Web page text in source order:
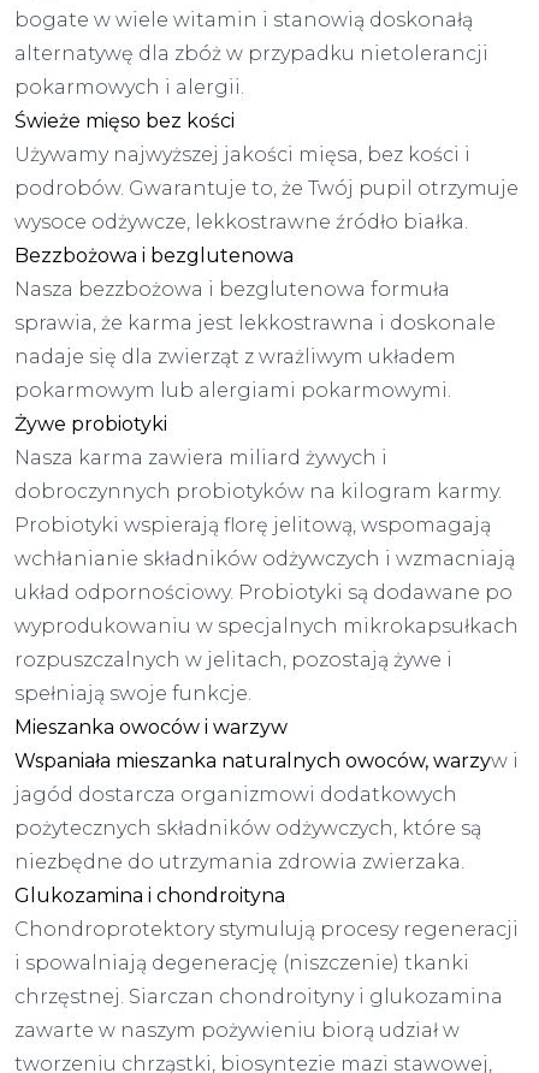
bogate w wiele witamin i stanowią doskonałą
alternatywę dla zbóż w przypadku nietolerancji
pokarmowych i alergii.
Świeże mięso bez kości
Używamy najwyższej jakości mięsa, bez kości i
podrobów. Gwarantuje to, że Twój pupil otrzymuje
wysoce odżywcze, lekkostrawne źródło białka.
Bezzbożowa i bezglutenowa
Nasza bezzbożowa i bezglutenowa formuła
sprawia, że karma jest lekkostrawna i doskonale
nadaje się dla zwierząt z wrażliwym układem
pokarmowym lub alergiami pokarmowymi.
Żywe probiotyki
Nasza karma zawiera miliard żywych i
dobroczynnych probiotyków na kilogram karmy.
Probiotyki wspierają florę jelitową, wspomagają
wchłanianie składników odżywczych i wzmacniają
układ odpornościowy. Probiotyki są dodawane po
wyprodukowaniu w specjalnych mikrokapsułkach
rozpuszczalnych w jelitach, pozostają żywe i
spełniają swoje funkcje.
Mieszanka owoców i warzyw
Wspaniała mieszanka naturalnych owoców, warzyw i
jagód dostarcza organizmowi dodatkowych
pożytecznych składników odżywczych, które są
niezbędne do utrzymania zdrowia zwierzaka.
Glukozamina i chondroityna
Chondroprotektory stymulują procesy regeneracji
i spowalniają degenerację (niszczenie) tkanki
chrzęstnej. Siarczan chondroityny i glukozamina
zawarte w naszym pożywieniu biorą udział w
tworzeniu chrząstki, biosyntezie mazi stawowej,